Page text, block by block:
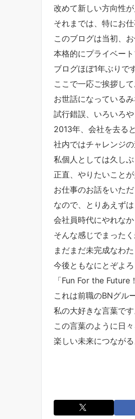
改めて新しい方向性
それまでは、特にお
このブログは当初、
本格的にプライベー
ブログほぼ1年ぶりで
ここで一応ご挨拶して
お世話になっているみ
試行錯誤、いろいろ
2013年、会社を去る
社内ではチャレンジ
私個人としては久しぶ
正直、やりたいこと
お仕事のお話をいた
なので、とりあえずは
会社員時代にやれな
そんな感じでまった
まだまだ未完成なわ
今後ともなにとぞよ
「Fun For the Future
これは前職のBNグル
私の大好きな言葉です
この言葉のように日
楽しい未来につなが